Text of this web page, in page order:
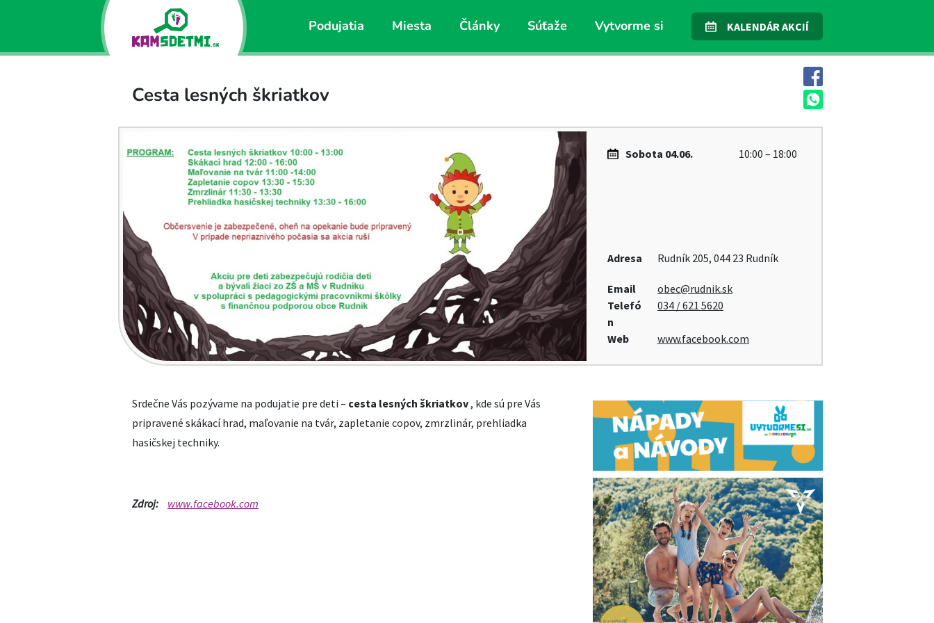
Podujatia Miesta Články Súťaže Vytvorme si KALENDÁR AKCIÍ
Cesta lesných škriatkov
Sobota 04.06. 10:00 – 18:00
Adresa Rudník 205, 044 23 Rudník
Email
obec@rudnik.sk
Telefó
n
034 / 621 5620
Web www.facebook.com
Srdečne Vás pozývame na podujatie pre deti – cesta lesných škriatkov, kde sú pre Vás
pripravené skákací hrad, maľovanie na tvár, zapletanie copov, zmrzlinár, prehliadka
hasičskej techniky.
Zdroj: www.facebook.com